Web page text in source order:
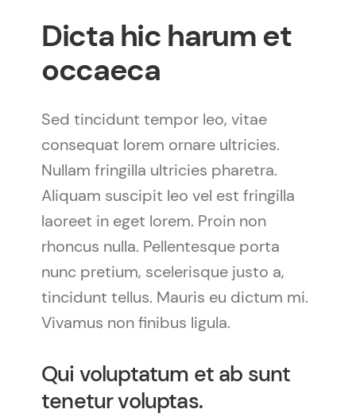
Dicta hic harum et
occaeca
Sed tincidunt tempor leo, vitae
consequat lorem ornare ultricies.
Nullam fringilla ultricies pharetra.
Aliquam suscipit leo vel est fringilla
laoreet in eget lorem. Proin non
rhoncus nulla. Pellentesque porta
nunc pretium, scelerisque justo a,
tincidunt tellus. Mauris eu dictum mi.
Vivamus non finibus ligula.
Qui voluptatum et ab sunt
tenetur voluptas.